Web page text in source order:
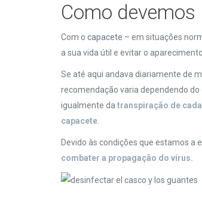
Como
Com o capacete – em situações
a sua vida útil e evitar o
Se até aqui andava diariamente de
recomendação varia dependendo
igualmente da transpiração de
capacete
Devido às condições que estamos a
combater a propagação do vírus.